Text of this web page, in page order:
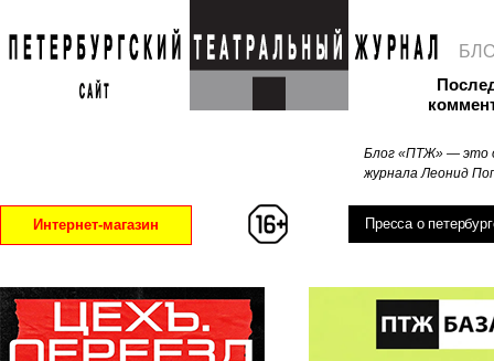
Блог «ПТЖ» — это
журнала Леонид
Интернет-магазин Пресса о